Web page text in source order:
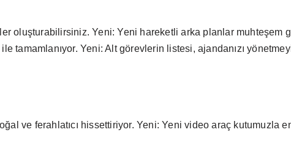
oluşturabilirsiniz. Yeni: Yeni hareketli arka planlar muhteşem
tamamlanıyor. Yeni: Alt görevlerin listesi, ajandanızı
ve ferahlatıcı hissettiriyor. Yeni: Yeni video araç kutumuzla